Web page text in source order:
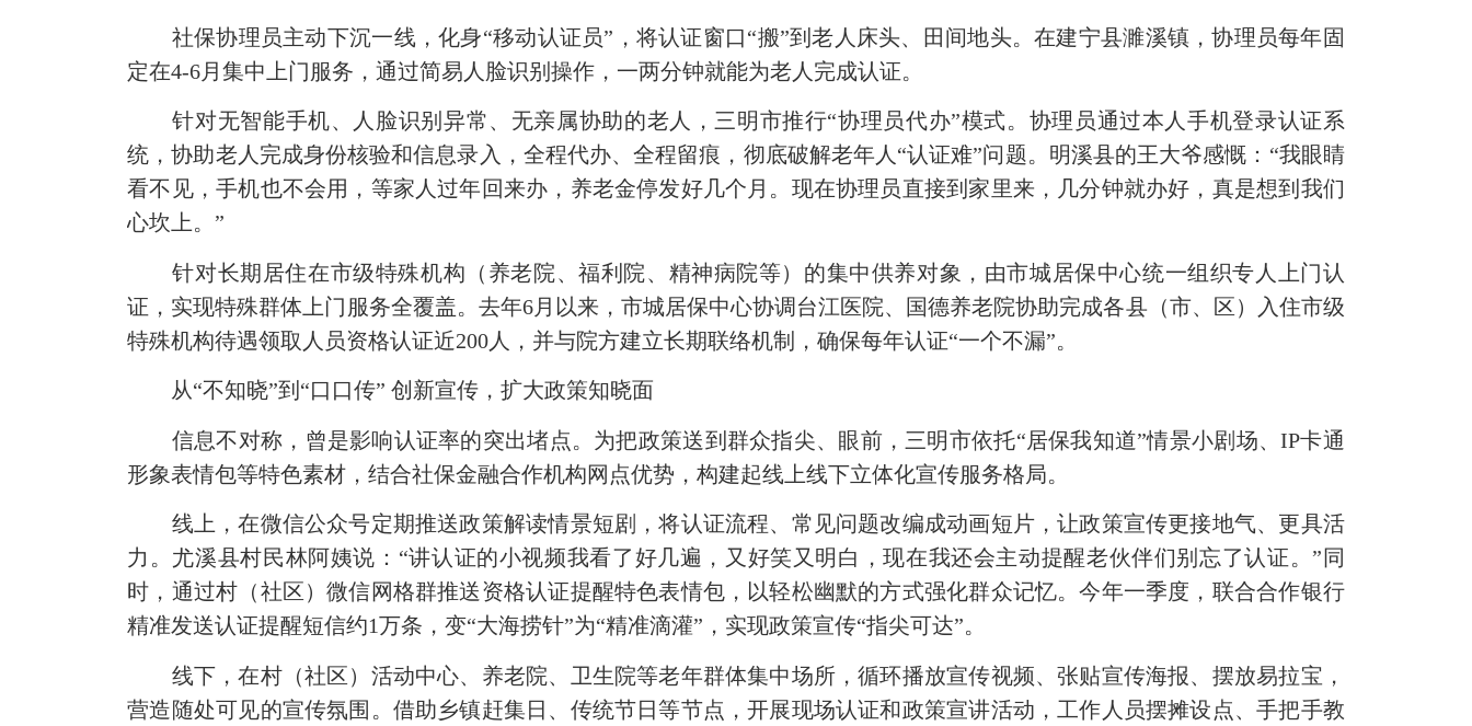
社保协理员主动下沉一线，化身“移动认证员”，将认证窗口“搬”到老人床头、田间地头。在建宁县濉溪镇，协理员每年固
定在4-6月集中上门服务，通过简易人脸识别操作，一两分钟就能为老人完成认证。
针对无智能手机、人脸识别异常、无亲属协助的老人，三明市推行“协理员代办”模式。协理员通过本人手机登录认证系
统，协助老人完成身份核验和信息录入，全程代办、全程留痕，彻底破解老年人“认证难”问题。明溪县的王大爷感慨：“我眼睛
看不见，手机也不会用，等家人过年回来办，养老金停发好几个月。现在协理员直接到家里来，几分钟就办好，真是想到我们
心坎上。”
针对长期居住在市级特殊机构（养老院、福利院、精神病院等）的集中供养对象，由市城居保中心统一组织专人上门认
证，实现特殊群体上门服务全覆盖。去年6月以来，市城居保中心协调台江医院、国德养老院协助完成各县（市、区）入住市级
特殊机构待遇领取人员资格认证近200人，并与院方建立长期联络机制，确保每年认证“一个不漏”。
从“不知晓”到“口口传” 创新宣传，扩大政策知晓面
信息不对称，曾是影响认证率的突出堵点。为把政策送到群众指尖、眼前，三明市依托“居保我知道”情景小剧场、IP卡通
形象表情包等特色素材，结合社保金融合作机构网点优势，构建起线上线下立体化宣传服务格局。
线上，在微信公众号定期推送政策解读情景短剧，将认证流程、常见问题改编成动画短片，让政策宣传更接地气、更具活
力。尤溪县村民林阿姨说：“讲认证的小视频我看了好几遍，又好笑又明白，现在我还会主动提醒老伙伴们别忘了认证。”同
时，通过村（社区）微信网格群推送资格认证提醒特色表情包，以轻松幽默的方式强化群众记忆。今年一季度，联合合作银行
精准发送认证提醒短信约1万条，变“大海捞针”为“精准滴灌”，实现政策宣传“指尖可达”。
线下，在村（社区）活动中心、养老院、卫生院等老年群体集中场所，循环播放宣传视频、张贴宣传海报、摆放易拉宝，
营造随处可见的宣传氛围。借助乡镇赶集日、传统节日等节点，开展现场认证和政策宣讲活动，工作人员摆摊设点、手把手教